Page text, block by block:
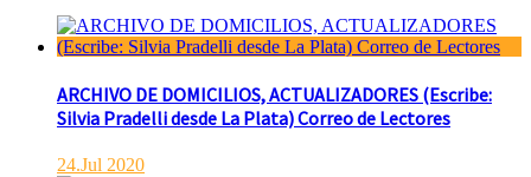
ARCHIVO DE DOMICILIOS, ACTUALIZADORES (Escribe:
Silvia Pradelli desde La Plata) Correo de Lectores
24.Jul 2020